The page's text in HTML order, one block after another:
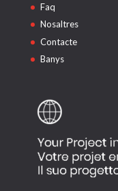
Faq
Nosaltres
Contacte
Banys